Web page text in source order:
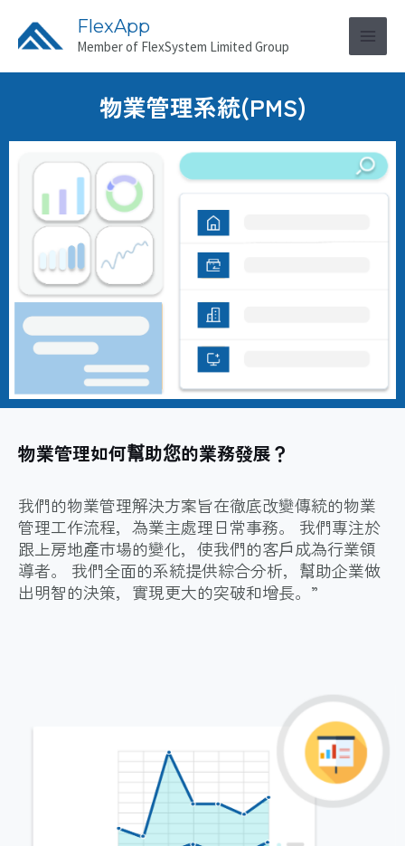
FlexApp
Member of FlexSystem Limited Group
物業管理系統(PMS)
物業管理如何幫助您的業務發展？
我們的物業管理解決方案旨在徹底改變傳統的物業
管理工作流程，為業主處理日常事務。 我們專注於
跟上房地產市場的變化，使我們的客戶成為行業領
導者。 我們全面的系統提供綜合分析，幫助企業做
出明智的決策，實現更大的突破和增長。”